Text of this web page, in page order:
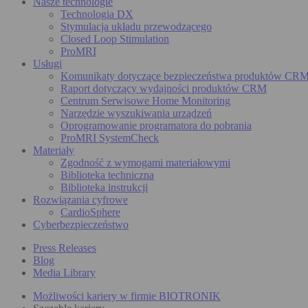
Technologia DX
Stymulacja układu przewodzącego
Closed Loop Stimulation
ProMRI
Usługi
Komunikaty dotyczące bezpieczeństwa produktów
Raport dotyczący wydajności produktów CRM
Centrum Serwisowe Home Monitoring
Narzędzie wyszukiwania urządzeń
Oprogramowanie programatora do pobrania
ProMRI SystemCheck
Materiały
Zgodność z wymogami materiałowymi
Biblioteka techniczna
Biblioteka instrukcji
Rozwiązania cyfrowe
CardioSphere
Cyberbezpieczeństwo
Press Releases
Blog
Media Library
Możliwości kariery w firmie BIOTRONIK